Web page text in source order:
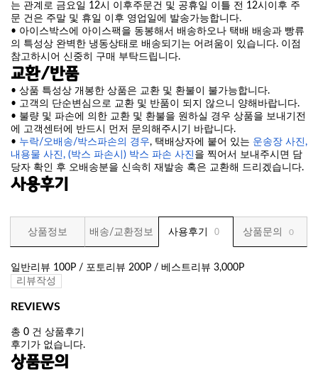
는 관계로 금요일 12시 이후주문건 및 공휴일 이틀 전 12시이후 주
문 건은 주말 및 휴일 이후 영업일에 발송가능합니다.
• 아이스박스에 아이스팩을 동봉해서 배송하오나 택배 배송과 빵류
의 특성상 완벽한 냉동상태로 배송되기는 어려움이 있습니다. 이점
참고하시어 신중히 구매 부탁드립니다.
교환/반품
• 상품 특성상 개봉한 상품은 교환 및 환불이 불가능합니다.
• 고객의 단순변심으로 교환 및 반품이 되지 않으니 양해바랍니다.
• 불량 및 파손에 의한 교환 및 환불을 원하실 경우 상품을 보내기전
에 고객센터에 반드시 먼저 문의해주시기 바랍니다.
• 누락/오배송/박스파손의 경우, 택배상자에 붙어 있는 운송장 사진,
내용물 사진, (박스 파손시) 박스 파손 사진 을 찍어서 보내주시면 담
당자 확인 후 오배송분을 신속히 재발송 혹은 교환해 드리겠습니다.
사용후기
상품정보 배송/교환정보 사용후기 0 상품문의 0
일반리뷰 100P / 포토리뷰 200P / 베스트리뷰 3,000P
리뷰작성
REVIEWS
총 0 건 상품후기
후기가 없습니다.
상품문의